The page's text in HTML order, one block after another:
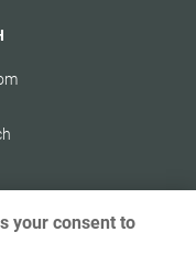
your consent to